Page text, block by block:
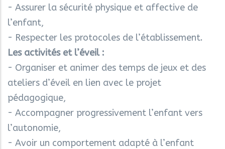
- Assurer la sécurité physique et affective de
l’enfant,
- Respecter les protocoles de l’établissement.
Les activités et l’éveil :
- Organiser et animer des temps de jeux et des
ateliers d’éveil en lien avec le projet
pédagogique,
- Accompagner progressivement l’enfant vers
l’autonomie,
- Avoir un comportement adapté à l’enfant